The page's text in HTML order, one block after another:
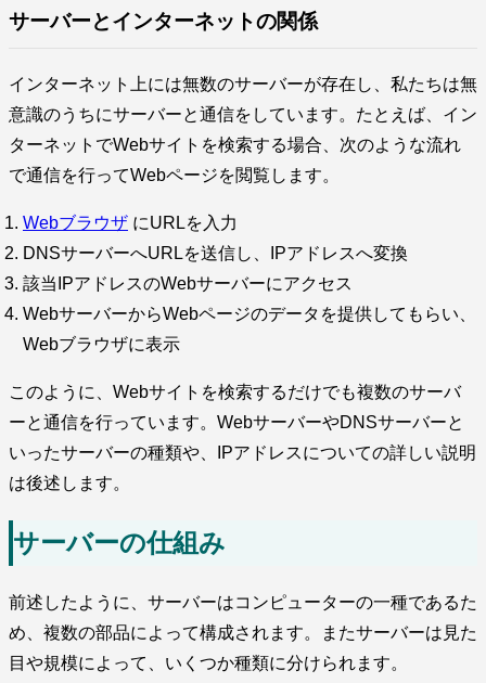
サーバーとインターネットの関係
インターネット上には無数のサーバーが存在し、私たちは無
意識のうちにサーバーと通信をしています。たとえば、イン
ターネットでWebサイトを検索する場合、次のような流れ
で通信を行ってWebページを閲覧します。
Webブラウザ にURLを入力
DNSサーバーへURLを送信し、IPアドレスへ変換
該当IPアドレスのWebサーバーにアクセス
WebサーバーからWebページのデータを提供してもらい、
Webブラウザに表示
このように、Webサイトを検索するだけでも複数のサーバ
ーと通信を行っています。WebサーバーやDNSサーバーと
いったサーバーの種類や、IPアドレスについての詳しい説明
は後述します。
サーバーの仕組み
前述したように、サーバーはコンピューターの一種であるた
め、複数の部品によって構成されます。またサーバーは見た
目や規模によって、いくつか種類に分けられます。